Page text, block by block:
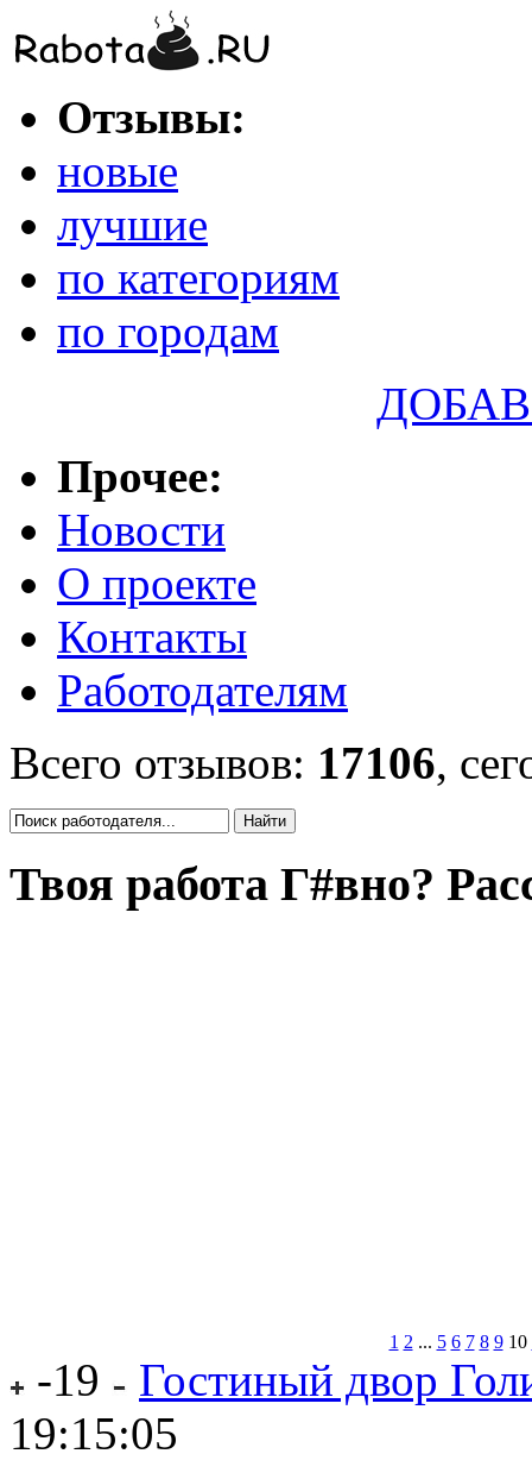
Отзывы:
новые
лучшие
по категориям
по городам
Прочее:
Новости
О проекте
Контакты
Работодателям
Всего отзывов: 17106,
Твоя работа Г#вно?
1 2 ... 5 6 7 8 9 10
-19
Гостиный двор
19:15:05